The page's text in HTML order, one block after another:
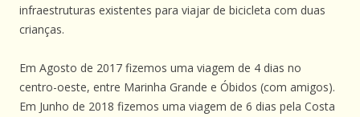
infraestruturas existentes para viajar de bicicleta com duas
crianças.
Em Agosto de 2017 fizemos uma viagem de 4 dias no
centro-oeste, entre Marinha Grande e Óbidos (com amigos).
Em Junho de 2018 fizemos uma viagem de 6 dias pela Costa